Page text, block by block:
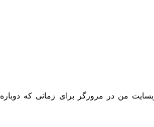
من در مرورگر برای زمانی که دوباره